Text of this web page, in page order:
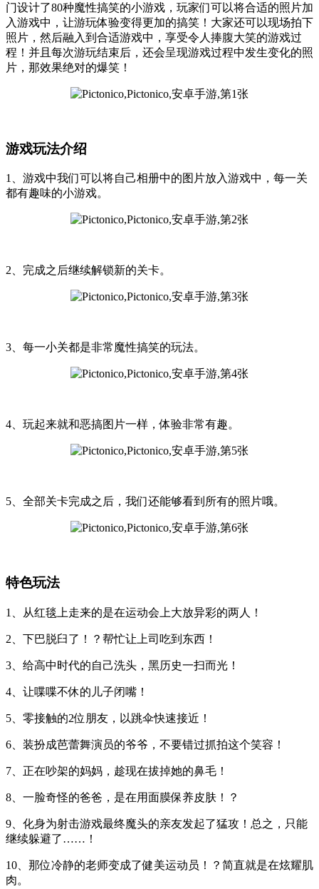
门设计了80种魔性搞笑的小游戏，玩家们可以将合适的照片加
入游戏中，让游玩体验变得更加的搞笑！大家还可以现场拍下
照片，然后融入到合适游戏中，享受令人捧腹大笑的游戏过
程！并且每次游玩结束后，还会呈现游戏过程中发生变化的照
片，那效果绝对的爆笑！
游戏玩法介绍
1、游戏中我们可以将自己相册中的图片放入游戏中，每一关
都有趣味的小游戏。
2、完成之后继续解锁新的关卡。
3、每一小关都是非常魔性搞笑的玩法。
4、玩起来就和恶搞图片一样，体验非常有趣。
5、全部关卡完成之后，我们还能够看到所有的照片哦。
特色玩法
1、从红毯上走来的是在运动会上大放异彩的两人！
2、下巴脱臼了！？帮忙让上司吃到东西！
3、给高中时代的自己洗头，黑历史一扫而光！
4、让喋喋不休的儿子闭嘴！
5、零接触的2位朋友，以跳伞快速接近！
6、装扮成芭蕾舞演员的爷爷，不要错过抓拍这个笑容！
7、正在吵架的妈妈，趁现在拔掉她的鼻毛！
8、一脸奇怪的爸爸，是在用面膜保养皮肤！？
9、化身为射击游戏最终魔头的亲友发起了猛攻！总之，只能
继续躲避了……！
10、那位冷静的老师变成了健美运动员！？简直就是在炫耀肌
肉。